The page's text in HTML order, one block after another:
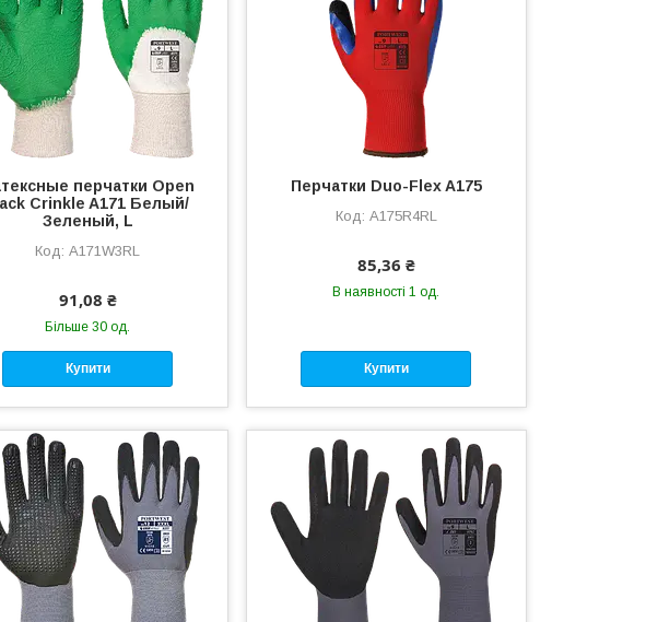
перчатки Open
Crinkle A171 Белый/
Зеленый, L
A171W3RL
91,08 ₴
Більше 30 од.
Купити
Перчатки Duo-Flex A175
A175R4RL
85,36 ₴
В наявності 1 од.
Купити